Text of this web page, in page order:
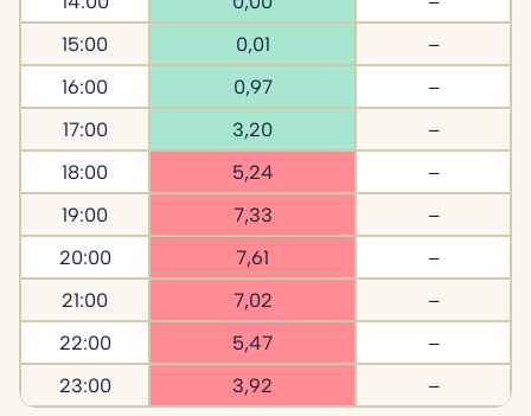
15:00
0,01
–
16:00
0,97
–
17:00
3,20
–
18:00
5,24
–
19:00
7,33
–
20:00
7,61
–
21:00
7,02
–
22:00
5,47
–
23:00
3,92 –